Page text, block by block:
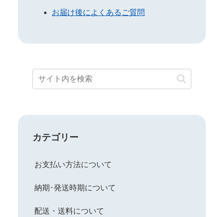
お届け後によくあるご質問
カテゴリー
お支払い方法について
納期･発送時期について
配送・送料について